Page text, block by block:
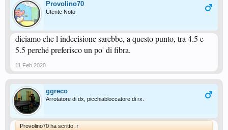
Provolino70
Utente Noto
diciamo che l indecisione sarebbe, a questo punto, tra 4.5 e
5.5 perché preferisco un po' di fibra.
11 Feb 2020
ggreco
Arrotatore di dx, picchiabloccatore di rx.
Provolino70 ha scritto: ↑